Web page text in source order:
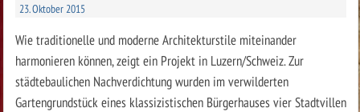
23. Oktober 2015
Wie traditionelle und moderne Architekturstile miteinander
harmonieren können, zeigt ein Projekt in Luzern/Schweiz. Zur
städtebaulichen Nachverdichtung wurden im verwilderten
Gartengrundstück eines klassizistischen Bürgerhauses vier Stadtvillen